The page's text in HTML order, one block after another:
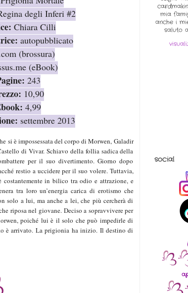
degli Inferi #2
Chiara Cilli
autopubblicato
(brossura)
(eBook)
243
10,90
4,99
settembre 2013
si è impossessata del corpo di Morwen, Galadir
di Vivar. Schiavo della follia sadica della
per il suo divertimento. Giorno dopo
restio a uccidere per il suo volere. Tuttavia,
in bilico tra odio e attrazione, e
tra loro un’energia carica di erotismo che
solo a lui, ma anche a lei, che più cercherà di
riposa nel giovane. Deciso a sopravvivere per
poiché lui è il solo che può impedirle di
è arrivato. La prigionia ha inizio. Il destino di
mia
anche i
saluto
social